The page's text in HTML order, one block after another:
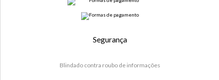
Segurança
Blindado contra roubo de informações